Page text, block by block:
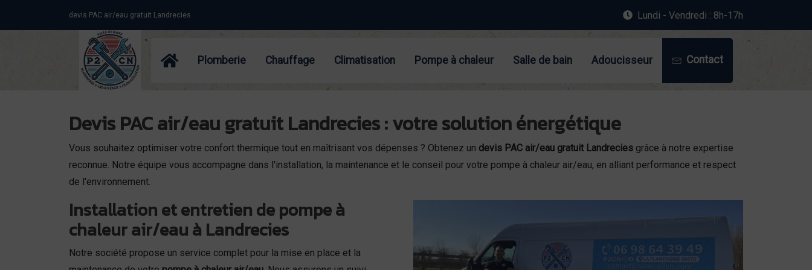
devis PAC air/eau gratuit Landrecies Lundi - Vendredi : 8h-17h
Plomberie Chauffage Climatisation Pompe à chaleur Salle de bain Adoucisseur Contact
Devis PAC air/eau gratuit Landrecies : votre solution énergétique
Vous souhaitez optimiser votre confort thermique tout en maîtrisant vos dépenses ? Obtenez un devis PAC air/eau gratuit Landrecies grâce à notre expertise
reconnue. Notre équipe vous accompagne dans l'installation, la maintenance et le conseil pour votre pompe à chaleur air/eau, en alliant performance et respect
de l'environnement.
Installation et entretien de pompe à
chaleur air/eau à Landrecies
Notre société propose un service complet pour la mise en place et la